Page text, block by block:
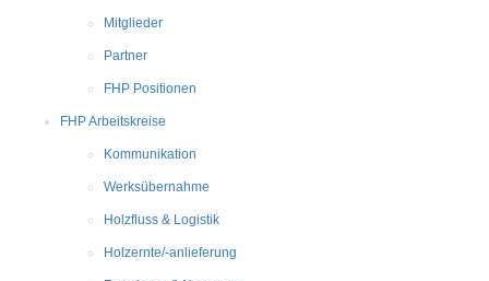
Mitglieder
Partner
FHP Positionen
FHP Arbeitskreise
Kommunikation
Werksübernahme
Holzfluss & Logistik
Holzernte/-anlieferung